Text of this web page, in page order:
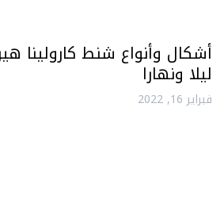
أشكال وأنواع شنط كارولينا
ليلا ونهارا
فبراير 16, 2022